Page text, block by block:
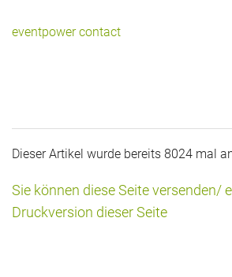
eventpower contact
Dieser Artikel wurde bereits 8024 mal
Sie können diese Seite versenden/
Druckversion dieser Seite